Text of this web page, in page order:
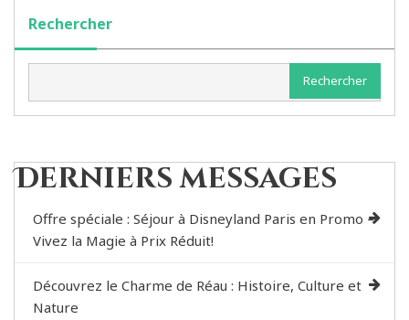
Rechercher
Rechercher
Derniers messages
Offre spéciale : Séjour à Disneyland Paris en Promo –
Vivez la Magie à Prix Réduit!
Découvrez le Charme de Réau : Histoire, Culture et
Nature